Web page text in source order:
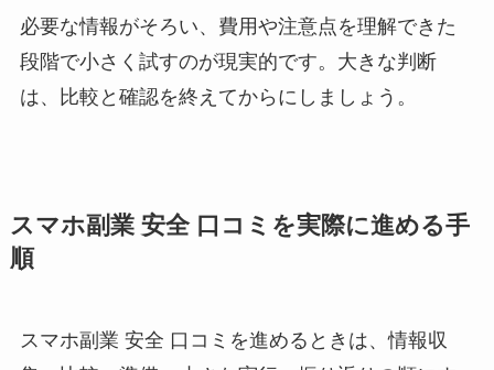
必要な情報がそろい、費用や注意点を理解できた
段階で小さく試すのが現実的です。大きな判断
は、比較と確認を終えてからにしましょう。
スマホ副業 安全 口コミを実際に進める手
順
スマホ副業 安全 口コミを進めるときは、情報収